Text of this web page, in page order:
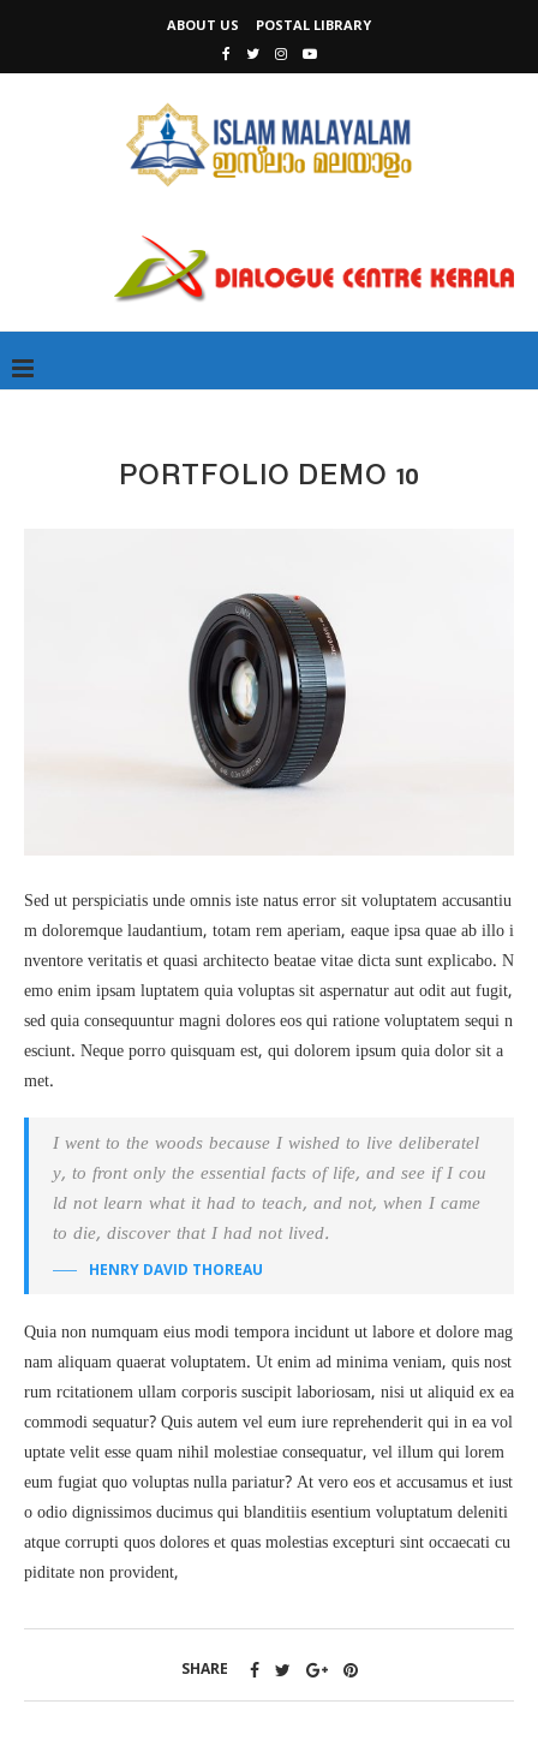
ABOUT US POSTAL LIBRARY
PORTFOLIO DEMO 10
Sed ut perspiciatis unde omnis iste natus error sit voluptatem accusantiu
m doloremque laudantium, totam rem aperiam, eaque ipsa quae ab illo i
nventore veritatis et quasi architecto beatae vitae dicta sunt explicabo. N
emo enim ipsam luptatem quia voluptas sit aspernatur aut odit aut fugit,
sed quia consequuntur magni dolores eos qui ratione voluptatem sequi n
esciunt. Neque porro quisquam est, qui dolorem ipsum quia dolor sit a
met.
I went to the woods because I wished to live deliberatel
y, to front only the essential facts of life, and see if I cou
ld not learn what it had to teach, and not, when I came
to die, discover that I had not lived.
HENRY DAVID THOREAU
Quia non numquam eius modi tempora incidunt ut labore et dolore mag
nam aliquam quaerat voluptatem. Ut enim ad minima veniam, quis nost
rum rcitationem ullam corporis suscipit laboriosam, nisi ut aliquid ex ea
commodi sequatur? Quis autem vel eum iure reprehenderit qui in ea vol
uptate velit esse quam nihil molestiae consequatur, vel illum qui lorem
eum fugiat quo voluptas nulla pariatur? At vero eos et accusamus et iust
o odio dignissimos ducimus qui blanditiis esentium voluptatum deleniti
atque corrupti quos dolores et quas molestias excepturi sint occaecati cu
piditate non provident,
SHARE